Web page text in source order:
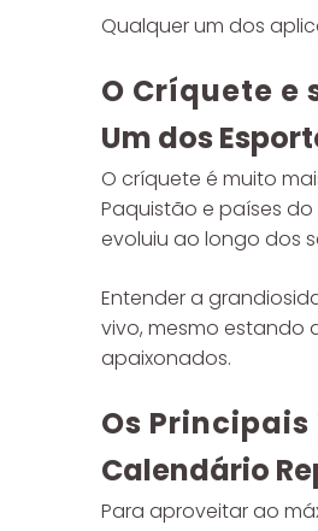
Qualquer um dos
O Críquete e
Um dos
O críquete é muito
Paquistão e países
evoluiu ao longo dos
Entender a
vivo, mesmo estando
apaixonados.
Os
Calendário
Para aproveitar ao